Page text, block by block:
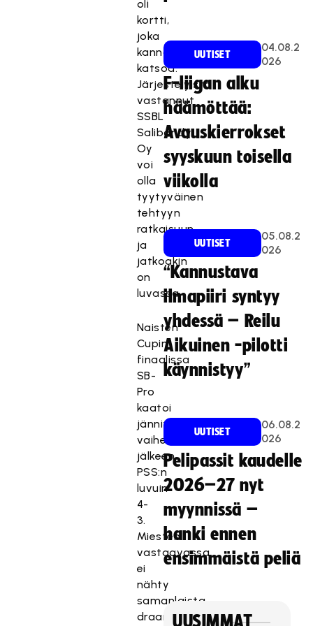
oli
kortti,
joka
kannatti
katsoa.
Järjestelyistä
vastannut
SSBL
Salibandy
Oy
voi
olla
tyytyväinen
tehtyyn
ratkaisuun
ja
jatkoakin
on
luvassa.
Naisten
Cupin
finaalissa
SB-
Pro
kaatoi
jännittävien
vaiheiden
jälkeen
PSS:n
luvuin
4-
3.
Miesten
vastaavassa
ei
nähty
samanlaista
draamaa,
UUTISET
04.08.2
026
F-liigan alku
häämöttää:
Avauskierrokset
syyskuun toisella
viikolla
UUTISET
05.08.2
026
“Kannustava
ilmapiiri syntyy
yhdessä – Reilu
Aikuinen -pilotti
käynnistyy”
UUTISET
06.08.2
026
Pelipassit kaudelle
2026–27 nyt
myynnissä –
hanki ennen
ensimmäistä peliä
UUSIMMAT